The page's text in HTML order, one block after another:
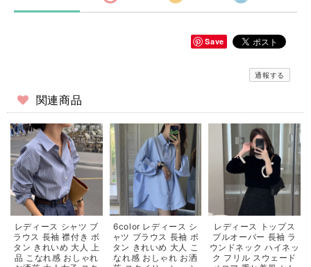
Save
通報する
関連商品
レディース シャツ ブ
ラウス 長袖 襟付き ボ
タン きれいめ 大人 上
品 こなれ感 おしゃれ
6color レディース シ
ャツ ブラウス 長袖 ボ
タン きれいめ 大人 こ
なれ感 おしゃれ お洒
レディース トップス
プルオーバー 長袖 ラ
ウンドネック ハイネッ
ク フリル スウェード